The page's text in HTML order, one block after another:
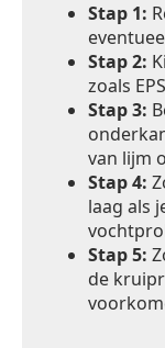
Stap 1:
Stap 2:
zoals
Stap 3:
van lijm
Stap 4:
laag als
Stap 5:
de